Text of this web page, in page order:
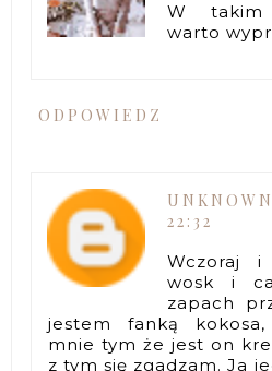
W takim
warto
ODPOWIEDZ
UNKNOWN
22:32
Wczoraj i
wosk i
zapach
jestem fanką
mnie tym że jest on
z tym się zgadzam. Ja